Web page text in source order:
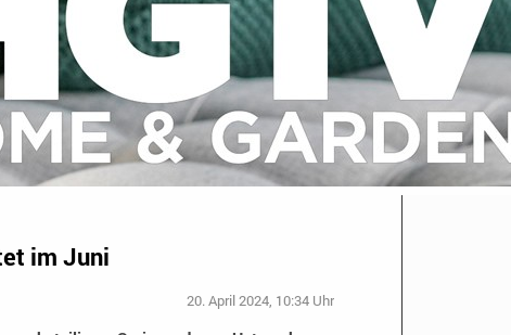
im Juni
20. April 2024, 10:34 Uhr